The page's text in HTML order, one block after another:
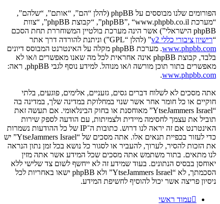
הפורומים שלנו מבוססים על phpBB (להלן “הם”, “אותם”, “שלהם”,
“מערכת phpBB”, “www.phpbb.co.il”, “קבוצת phpBB”, “צוות
phpBB הישראלי”) אשר הינה מערכת בולטיין המשוחררת תחת הסכם
“רישיון ציבורי כללי v2
” (להלן “GPL”) וניתנת להורדה דרך אתר
www.phpbb.com
. מערכת phpBB מקלה על האינטרנט המבוסס דיונים
בלבד, קבוצת phpBB אינה אחראית לכל מה שאנו מאפשרים ו/או לא
מאפשרים בתור תוכן מורשה ו/או מנוהל. למידע נוסף לגבי phpBB, ראה:
www.phpbb.com
.
אתה מסכים לא לשלוח דברים גסים, גזעניים, אלימים, פוגעים, בלתי
חוקיים או כל חומר אחר אשר שנוי במחלוקת במדינה שלך, במדינה בה
“YtseJammers Israel” מאוחסנת או בחוק הבינלאומי. אם תעשה זאת
תוביל את עצמך לחסימה מיידית ולצמיתות, עם הודעה לספק שירות
האינטרנט אם זה יראה לנו דרוש. כתובות ה־IP של כל ההודעות נשמרות
כדי לעזור בכפיית תנאים אלו. אתה מסכים של “YtseJammers Israel” יש
את הזכות להסיר, לערוך, להעביר או לסגור כל נושא בכל זמן נתון הנראה
לנו מתאים. בתור משתמש אתה מסכים שכל המידע אשר אתה מזין
יאוחסן בבסיס הנתונים. בעוד שמידע זה לא ייחשף לשום צד שלישי ללא
הסכמתך, לא “YtseJammers Israel” ולא phpBB ישאו באחריות לכל
ניסיון פריצה אשר יכול להוסיף לחשיפת המידע.
עמוד ראשי